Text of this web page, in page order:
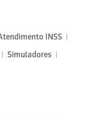
INSS
Simuladores